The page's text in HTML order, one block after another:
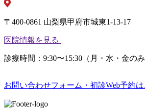
〒400-0861 山梨県甲府市城東1-13-17
医院情報を見る
診療時間：9:30〜15:30（月・水・金のみ
お問い合わせフォーム・初診Web予約